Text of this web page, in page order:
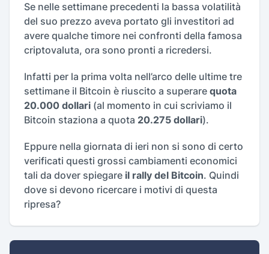
Se nelle settimane precedenti la bassa volatilità
del suo prezzo aveva portato gli investitori ad
avere qualche timore nei confronti della famosa
criptovaluta, ora sono pronti a ricredersi.
Infatti per la prima volta nell’arco delle ultime tre
settimane il Bitcoin è riuscito a superare quota
20.000 dollari (al momento in cui scriviamo il
Bitcoin staziona a quota 20.275 dollari).
Eppure nella giornata di ieri non si sono di certo
verificati questi grossi cambiamenti economici
tali da dover spiegare il rally del Bitcoin. Quindi
dove si devono ricercare i motivi di questa
ripresa?